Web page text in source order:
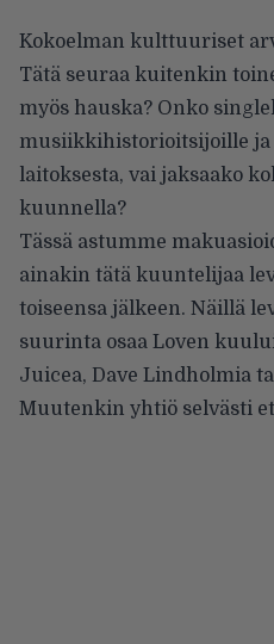
Kokoelman kulttuuriset
Tätä seuraa kuitenkin
myös hauska? Onko
musiikkihistorioitsijoille ja
laitoksesta, vai jaksaako
kuunnella?
Tässä astumme
ainakin tätä kuuntelijaa
toiseensa jälkeen. Näillä
suurinta osaa Loven
Juicea, Dave Lindholmia
Muutenkin yhtiö selvästi